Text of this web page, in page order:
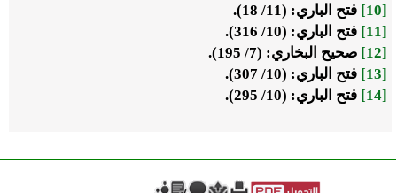
[10]
فتح الباري: (11/ 18).
[11]
فتح الباري: (10/ 316).
[12]
صحيح البخاري: (7/ 195).
[13]
فتح الباري: (10/ 307).
[14]
فتح الباري: (10/ 295).